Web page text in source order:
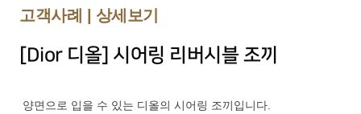
고객사례 | 상세보기
[Dior 디올] 시어링 리버시블 조끼
양면으로 입을 수 있는 디올의 시어링 조끼입니다.